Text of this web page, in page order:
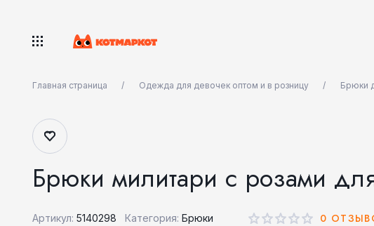
Главная страница Одежда для девочек оптом и в розницу Брюки
Брюки милитари с розами
Артикул: 5140298 Категория: Брюки 0